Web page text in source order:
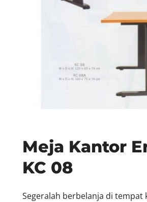
Meja Kantor
KC 08
Segeralah berbelanja di tempat